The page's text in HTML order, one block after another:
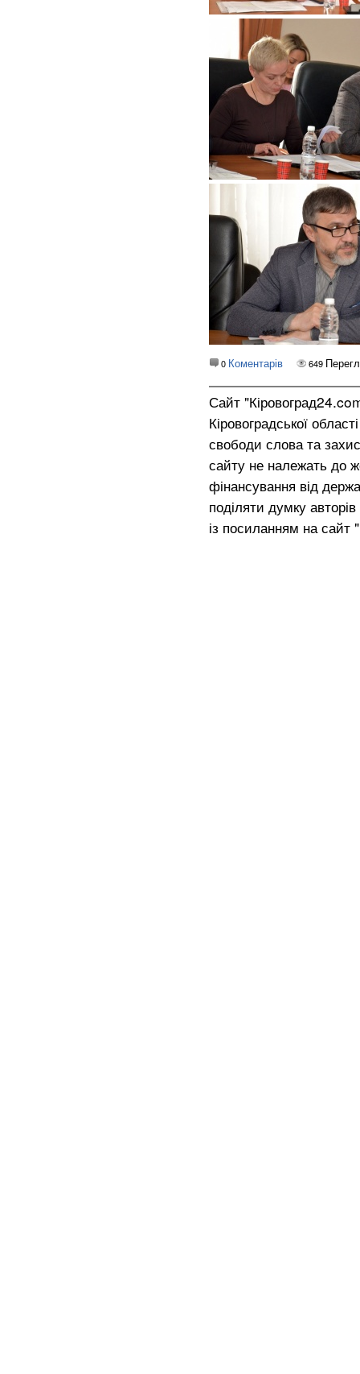
0 Коментарів 649
Сайт
Кіровоградської
свободи слова та
сайту не належать до
фінансування від
поділяти думку
із посиланням на сайт